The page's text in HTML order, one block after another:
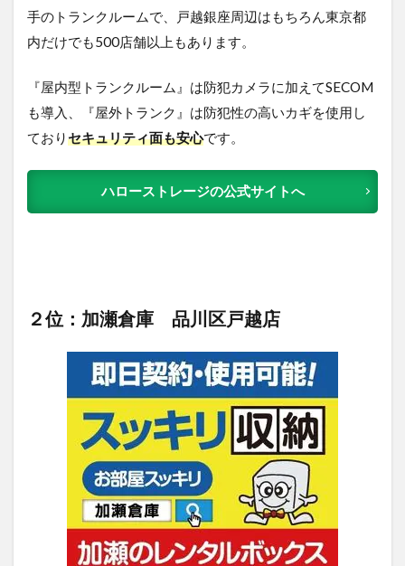
手のトランクルームで、戸越銀座周辺はもちろん東京都
内だけでも500店舗以上もあります。
『屋内型トランクルーム』は防犯カメラに加えてSECOM
も導入、『屋外トランク』は防犯性の高いカギを使用し
ておりセキュリティ面も安心です。
ハローストレージの公式サイトへ
２位：加瀬倉庫 品川区戸越店